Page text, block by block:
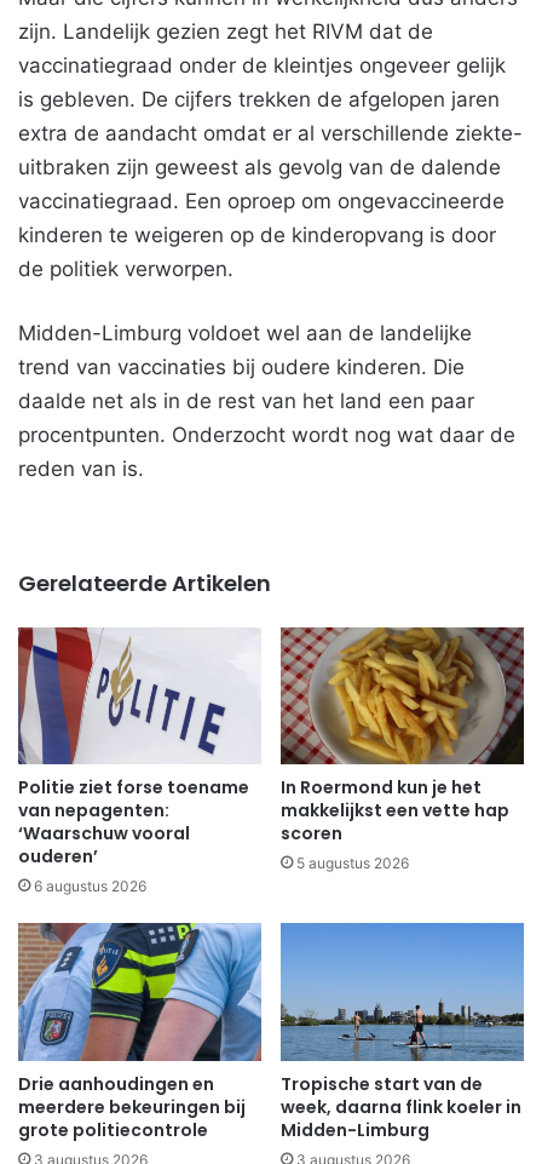
zijn. Landelijk gezien zegt het RIVM dat de
vaccinatiegraad onder de kleintjes ongeveer gelijk
is gebleven. De cijfers trekken de afgelopen jaren
extra de aandacht omdat er al verschillende ziekte-
uitbraken zijn geweest als gevolg van de dalende
vaccinatiegraad. Een oproep om ongevaccineerde
kinderen te weigeren op de kinderopvang is door
de politiek verworpen.
Midden-Limburg voldoet wel aan de landelijke
trend van vaccinaties bij oudere kinderen. Die
daalde net als in de rest van het land een paar
procentpunten. Onderzocht wordt nog wat daar de
reden van is.
Gerelateerde Artikelen
Politie ziet forse toename
van nepagenten:
‘Waarschuw vooral
ouderen’
6 augustus 2026
In Roermond kun je het
makkelijkst een vette hap
scoren
5 augustus 2026
Drie aanhoudingen en
meerdere bekeuringen bij
grote politiecontrole
3 augustus 2026
Tropische start van de
week, daarna flink koeler in
Midden-Limburg
3 augustus 2026